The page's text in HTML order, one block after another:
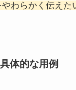
やわらかく伝えた
体的な用例